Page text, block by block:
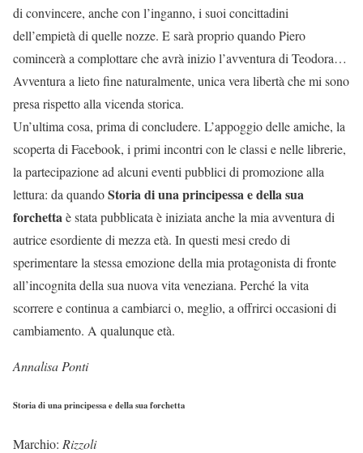
di convincere, anche con l’inganno, i suoi concittadini
dell’empietà di quelle nozze. E sarà proprio quando Piero
comincerà a complottare che avrà inizio l’avventura di Teodora…
Avventura a lieto fine naturalmente, unica vera libertà che mi sono
presa rispetto alla vicenda storica.
Un’ultima cosa, prima di concludere. L’appoggio delle amiche, la
scoperta di Facebook, i primi incontri con le classi e nelle librerie,
la partecipazione ad alcuni eventi pubblici di promozione alla
lettura: da quandoStoria di una principessa e della sua
forchettaè stata pubblicata è iniziata anche la mia avventura di
autrice esordiente di mezza età. In questi mesi credo di
sperimentare la stessa emozione della mia protagonista di fronte
all’incognita della sua nuova vita veneziana. Perché la vita
scorrere e continua a cambiarci o, meglio, a offrirci occasioni di
cambiamento. A qualunque età.
Annalisa Ponti
Storia di una principessa e della sua forchetta
Marchio: Rizzoli